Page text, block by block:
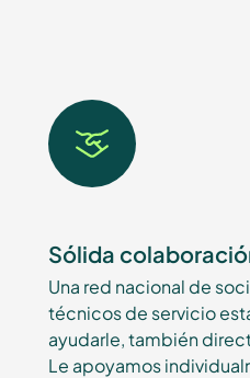
Sólida
Una red nacional de
técnicos de servicio
ayudarle, también
Le apoyamos